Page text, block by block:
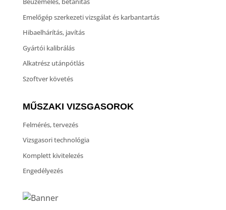
Emelőgép szerkezeti vizsgálat és karbantartás
Hibaelhárítás, javítás
Gyártói kalibrálás
Alkatrész utánpótlás
Szoftver követés
MŰSZAKI VIZSGASOROK
Felmérés, tervezés
Vizsgasori technológia
Komplett kivitelezés
Engedélyezés